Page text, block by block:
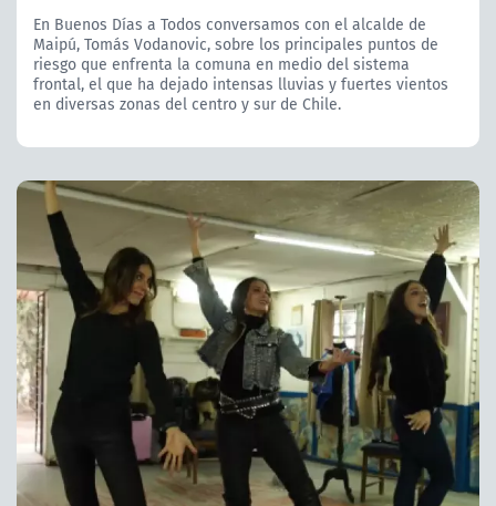
En Buenos Días a Todos conversamos con el alcalde de
Maipú, Tomás Vodanovic, sobre los principales puntos de
riesgo que enfrenta la comuna en medio del sistema
frontal, el que ha dejado intensas lluvias y fuertes vientos
en diversas zonas del centro y sur de Chile.